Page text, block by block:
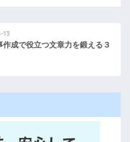
13
作成で役立つ文章力を鍛える３